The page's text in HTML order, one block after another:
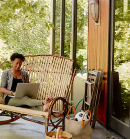
pour les parcourir ou en appuyant